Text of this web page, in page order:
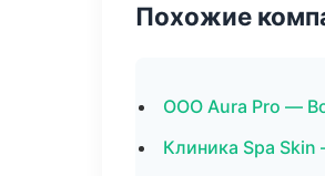
Похожие
ООО Aura Pro —
Клиника Spa